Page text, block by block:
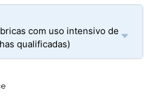
com uso intensivo de
qualificadas)